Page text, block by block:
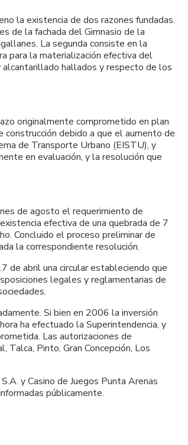
la existencia de dos razones fundadas.
de la fachada del Gimnasio de la
La segunda consiste en la
para la materialización efectiva del
hallados y respecto de los
originalmente comprometido en plan
construcción debido a que el aumento de
de Transporte Urbano (EISTU), y
en evaluación, y la resolución que
de agosto el requerimiento de
efectiva de una quebrada de 7
Concluido el proceso preliminar de
la correspondiente resolución.
de abril una circular estableciendo que
legales y reglamentarias de
Si bien en 2006 la inversión
ha efectuado la Superintendencia, y
Las autorizaciones de
Pinto, Gran Concepción, Los
y Casino de Juegos Punta Arenas
públicamente.